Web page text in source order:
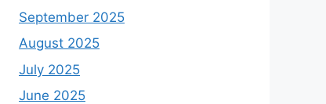
September 2025
August 2025
July 2025
June 2025